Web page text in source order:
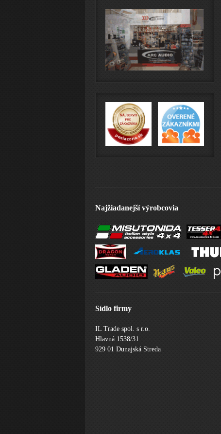
Najžiadanejší výrobcovia
Sídlo firmy
IL Trade spol. s r.o.
Hlavná 1538/31
929 01 Dunajská Streda